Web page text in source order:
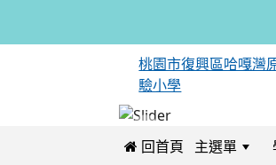
桃園市復興區哈嘎灣
驗小學
 回首頁 主選單